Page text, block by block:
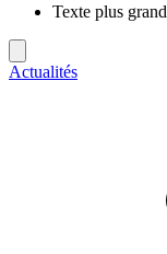
Texte plus grand
Actualités